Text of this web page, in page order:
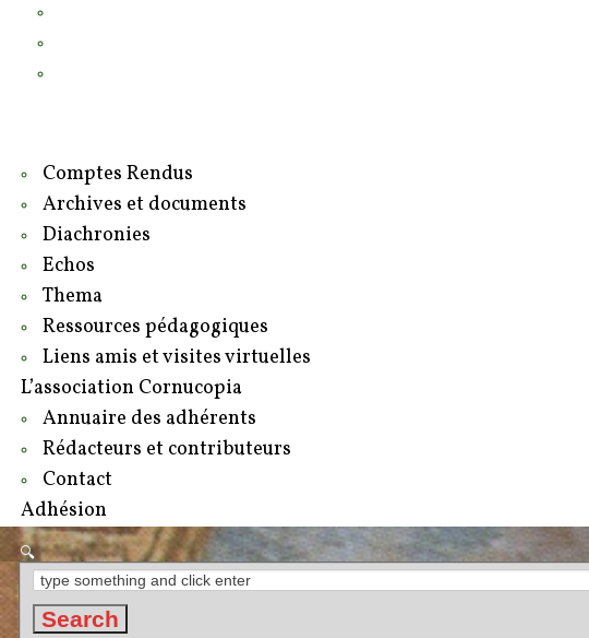
Comptes Rendus
Archives et documents
Diachronies
Echos
Thema
Ressources pédagogiques
Liens amis et visites virtuelles
L’association Cornucopia
Annuaire des adhérents
Rédacteurs et contributeurs
Contact
Adhésion